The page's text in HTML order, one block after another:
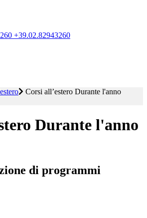
+39.02.82943260
Corsi all’estero Durante l'anno
Durante l'anno
di programmi